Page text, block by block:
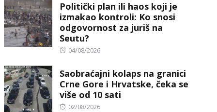
Politički plan ili haos koji je
izmakao kontroli: Ko snosi
odgovornost za juriš na
Seutu?
Posted
04/08/2026
Saobraćajni kolaps na granici
Crne Gore i Hrvatske, čeka se
više od 10 sati
Posted
02/08/2026